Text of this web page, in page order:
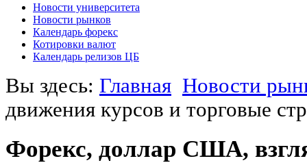
Новости университета
Новости рынков
Календарь форекс
Котировки валют
Календарь релизов ЦБ
Вы здесь: Главная Новости
движения курсов и торговые
Форекс, доллар США,